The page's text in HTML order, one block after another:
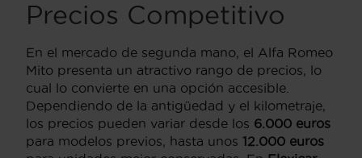
Precios Competitivo
En el mercado de segunda mano, el Alfa Romeo
Mito presenta un atractivo rango de precios, lo
cual lo convierte en una opción accesible.
Dependiendo de la antigüedad y el kilometraje,
los precios pueden variar desde los 6.000 euros
para modelos previos, hasta unos 12.000 euros